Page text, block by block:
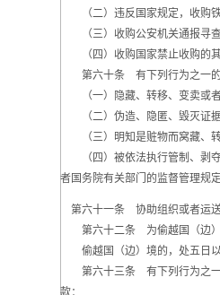
（二）违反国家规定，收购铁
（三）收购公安机关通报寻查
（四）收购国家禁止收购的
第六十条 有下列行为之一的
（一）隐藏、转移、变卖或者
（二）伪造、隐匿、毁灭证据
（三）明知是赃物而窝藏、转
（四）被依法执行管制、剥夺
者国务院有关部门的监督管理规
第六十一条 协助组织或者运送
第六十二条 为偷越国（边）
偷越国（边）境的，处五日以
第六十三条 有下列行为之一
款：